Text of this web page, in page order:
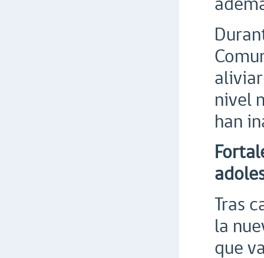
nivel
han
Tras
la
que